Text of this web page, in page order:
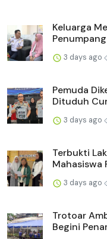
Keluarga
3 days ago
Pemuda
Dituduh
3 days ago
Terbukti
Mahasiswa
3 days ago
Trotoar
Begini